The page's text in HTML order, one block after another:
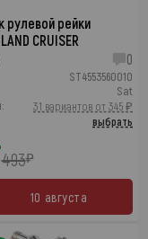
рулевой рейки
CRUISER
0
ST4553560010
Sat
31 вариантов от 345 ₽
выбрать
493₽
10 августа